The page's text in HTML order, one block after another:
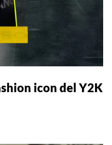
icon del Y2K